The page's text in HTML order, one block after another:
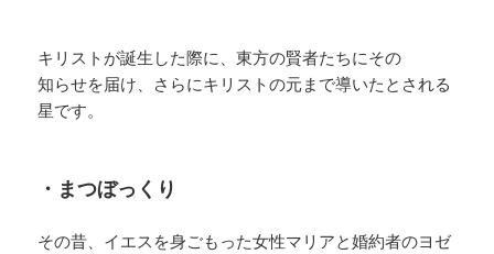
キリストが誕生した際に、東方の賢者たちにその
知らせを届け、さらにキリストの元まで導いたとされる
星です。
・まつぼっくり
その昔、イエスを身ごもった女性マリアと婚約者のヨゼ